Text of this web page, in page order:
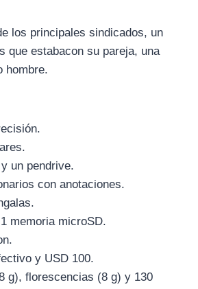
los principales sindicados, un
que estabacon su pareja, una
hombre.
un pendrive.
con anotaciones.
memoria microSD.
y USD 100.
g), florescencias (8 g) y 130